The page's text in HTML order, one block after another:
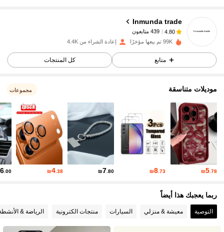
Inmunda trade
4.80
439 متابعون
i***2 تم دفعمنذ 1 يوم
4.80 439 متابعون
4.80
4.80 439 متابعون
4.80
99K تم بيعها مؤخرًا إعادة الشراء من 4.4K
متابع كل المنتجات
موديلات متناسقة مجموعات
₪5.78
₪8.73
₪7 .80
₪4.38
.00
ربما يعجبك هذا أيضاً
التوصية معيشة & منزلي السيارات منتجات الكترونية الرياضة &